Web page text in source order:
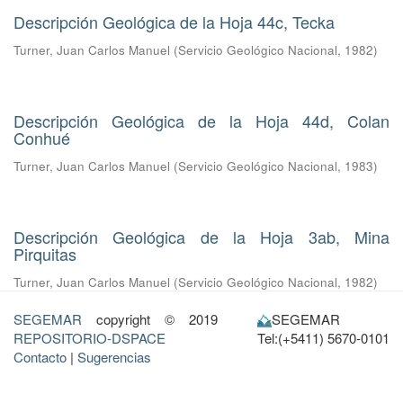
Descripción Geológica de la Hoja 44c, Tecka
Turner, Juan Carlos Manuel (Servicio Geológico Nacional, 1982)
Descripción Geológica de la Hoja 44d, Colan
Conhué
Turner, Juan Carlos Manuel (Servicio Geológico Nacional, 1983)
Descripción Geológica de la Hoja 3ab, Mina
Pirquitas
Turner, Juan Carlos Manuel (Servicio Geológico Nacional, 1982)
SEGEMAR copyright © 2019
REPOSITORIO-DSPACE
Contacto | Sugerencias
SEGEMAR
Tel:(+5411) 5670-0101